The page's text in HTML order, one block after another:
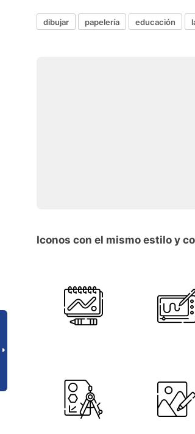
dibujar papelería educación
Iconos con el mismo estilo y